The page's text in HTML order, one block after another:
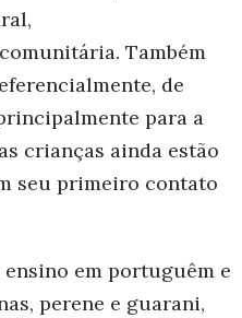
Também
de
para a
crianças ainda estão
seu primeiro contato
ensino em portuguêm e
perene e guarani,